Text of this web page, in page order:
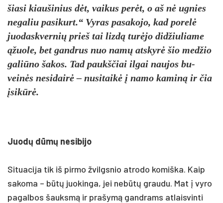
šia­si kiau­ši­nius dėt, vai­kus per­ėt, o aš nė ug­nies
ne­ga­liu pa­si­kurt.“ Vy­ras pa­sa­ko­jo, kad po­relė
juo­dask­ver­nių prie­š tai lizdą turė­jo did­žiu­lia­me
ąžuo­le, bet gand­rus nuo namų at­skyrė šio med­žio
ga­liū­no ša­kos. Tad paukš­čiai il­gai nau­jos bu­
veinės ne­si­dairė – nu­si­taikė į na­mo ka­miną ir čia
įsikūrė.
Juodų dūmų ne­si­bi­jo
Si­tua­ci­ja tik iš pir­mo žvilgs­nio at­ro­do ko­miš­ka. Kaip
sa­ko­ma – būtų juo­kin­ga, jei ne­būtų grau­du. Mat į vy­ro
pa­gal­bos šauksmą ir pra­šymą gand­rams at­lais­vin­ti